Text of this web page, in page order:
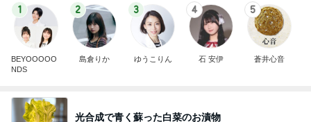
1
BEYOOOOO
NDS
2
島倉りか
3
ゆうこりん
4
石 安伊
5
蒼井心音
光合成で青く蘇った白菜のお漬物